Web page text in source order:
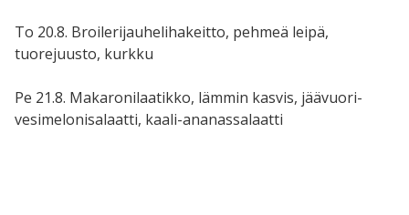
To 20.8. Broilerijauhelihakeitto, pehmeä leipä,
tuorejuusto, kurkku
Pe 21.8. Makaronilaatikko, lämmin kasvis, jäävuori-
vesimelonisalaatti, kaali-ananassalaatti